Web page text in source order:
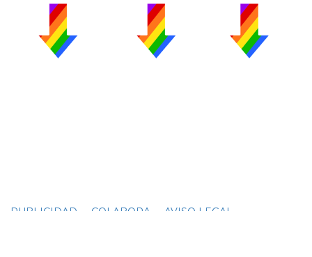
PUBLICIDAD COLABORA
AVISO LEGAL